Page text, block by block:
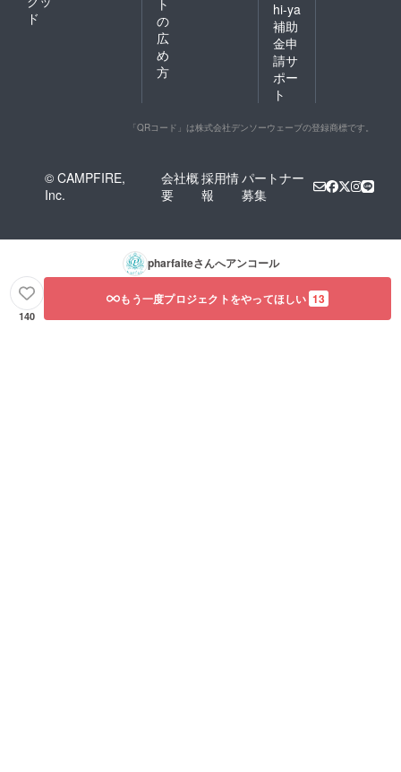
ド
の
広
め
方
hi-ya
補助
金申
請サ
ポー
ト
「QRコード」は株式会社デンソーウェーブの登録商標です。
© CAMPFIRE,
Inc.
会社概
要
採用情
報
パートナー
募集
pharfaiteさんへアンコール
140
もう一度プロジェクトをやってほしい 13